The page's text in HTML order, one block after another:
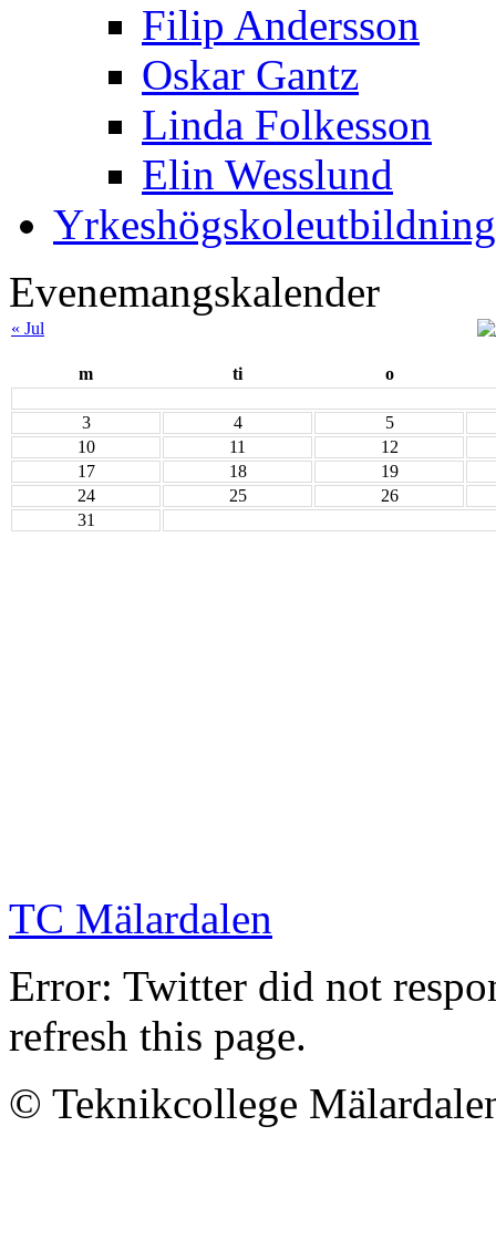
Filip Andersson
Oskar Gantz
Linda Folkesson
Elin Wesslund
Yrkeshögskoleutbildning
Evenemangskalender
« Jul
m ti o
3 4
5
10
11
12
17
18
19
24
25
26
31
TC Mälardalen
Error: Twitter did not
refresh this page.
© Teknikcollege